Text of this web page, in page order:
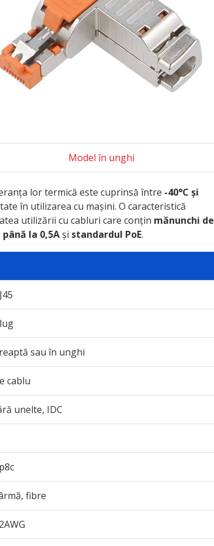
Model în unghi
lor termică este cuprinsă între -40°C și
în utilizarea cu mașini. O caracteristică
utilizării cu cabluri care conțin mănunchi de
la 0,5Ași standardul PoE.
sau în unghi
cablu
unelte, IDC
fibre